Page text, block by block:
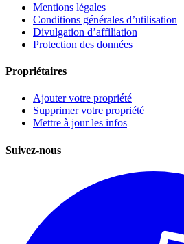
Mentions légales
Conditions générales d’utilisation
Divulgation d’affiliation
Protection des données
Propriétaires
Ajouter votre propriété
Supprimer votre propriété
Mettre à jour les infos
Suivez-nous